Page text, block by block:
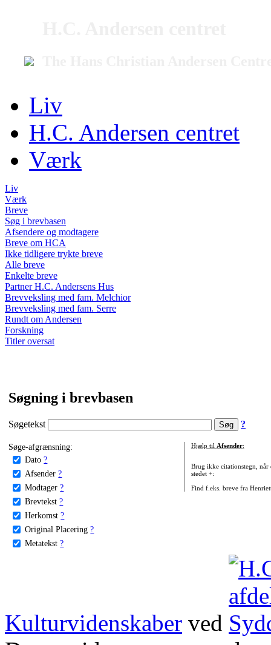
Liv
H.C. Andersen centret
Værk
Liv
Værk
Breve
Søg i brevbasen
Afsendere og modtagere
Breve om HCA
Ikke tidligere trykte breve
Alle breve
Enkelte breve
Partner H.C. Andersens Hus
Brevveksling med fam. Melchior
Brevveksling med fam. Serre
Rundt om Andersen
Forskning
Titler oversat
Søgning i brevbasen
Søgetekst ?
Søge-afgrænsning:
Dato ?
Afsender ?
Modtager ?
Brevtekst ?
Herkomst ?
Original Placering ?
Metatekst ?
Hjælp til Afsender:
Brug ikke citationstegn, når
stedet +:
Find f.eks. breve fra
Kulturvidenskaber ved